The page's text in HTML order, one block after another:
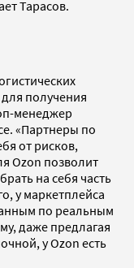
Тарасов.
получения
менеджер
«Партнеры по
от рисков,
Ozon позволит
на себя часть
у маркетплейса
по реальным
даже предлагая
у Ozon есть